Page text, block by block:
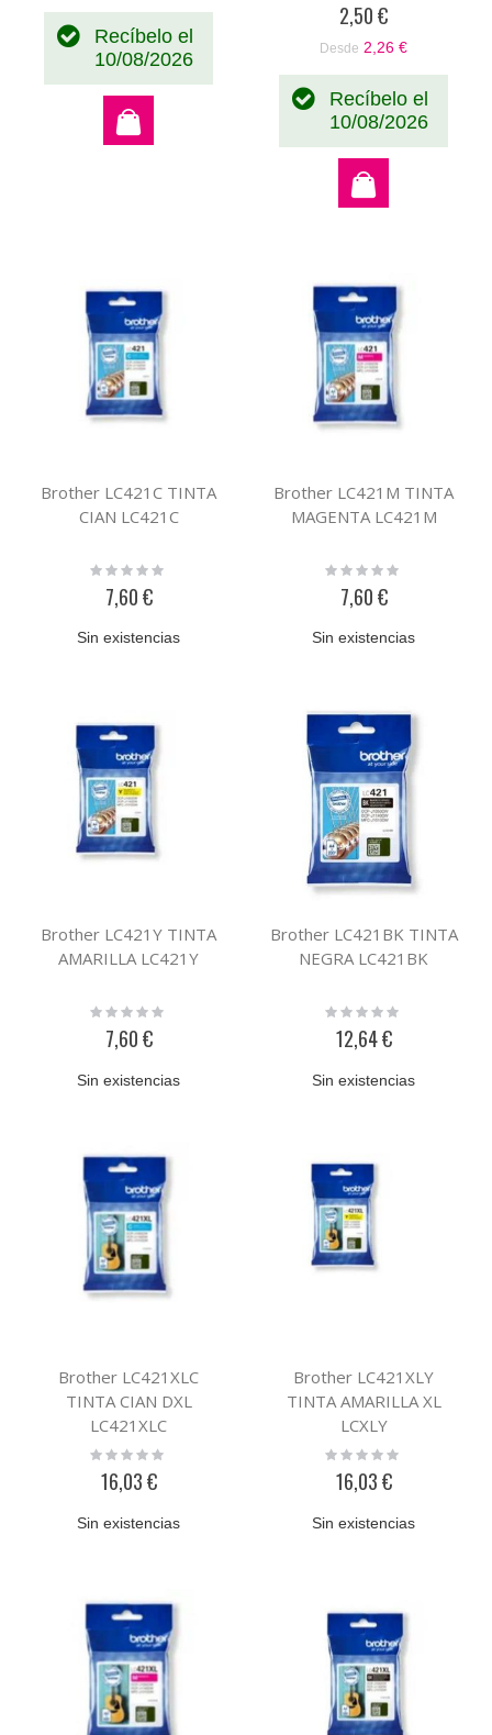
Recíbelo el
10/08/2026
2,50 €
Desde 2,26 €
Recíbelo el
10/08/2026
Brother LC421C TINTA
CIAN LC421C
Rating:
7,60 €
Sin existencias
Brother LC421M TINTA
MAGENTA LC421M
Rating:
7,60 €
Sin existencias
Brother LC421Y TINTA
AMARILLA LC421Y
Rating:
7,60 €
Sin existencias
Brother LC421BK TINTA
NEGRA LC421BK
Rating:
12,64 €
Sin existencias
Brother LC421XLC
TINTA CIAN DXL
LC421XLC
Rating:
16,03 €
Sin existencias
Brother LC421XLY
TINTA AMARILLA XL
LCXLY
Rating:
16,03 €
Sin existencias